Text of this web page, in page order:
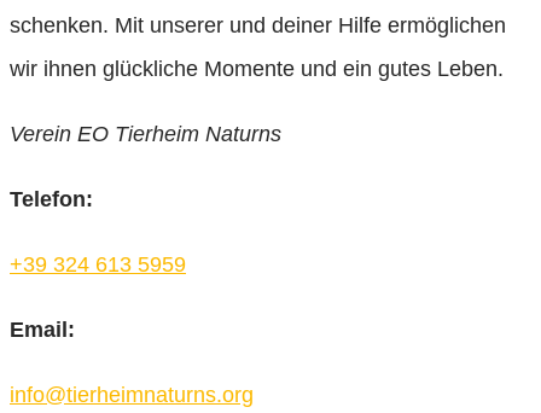
schenken. Mit unserer und deiner Hilfe ermöglichen
wir ihnen glückliche Momente und ein gutes Leben.
Verein EO Tierheim Naturns
Telefon:
+39 324 613 5959
Email:
info@tierheimnaturns.org